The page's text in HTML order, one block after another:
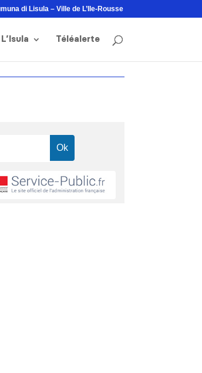
di Lisula – Ville de L’Ile-Rousse
Téléalerte